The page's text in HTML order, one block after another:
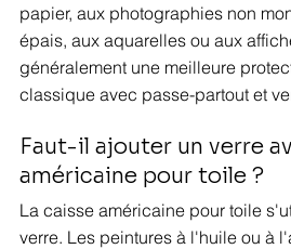
papier, aux photographies non
épais, aux aquarelles ou aux
généralement une meilleure
classique avec passe-partout et
Faut-il ajouter un verre
américaine pour toile ?
La caisse américaine pour toile
verre. Les peintures à l'huile ou à